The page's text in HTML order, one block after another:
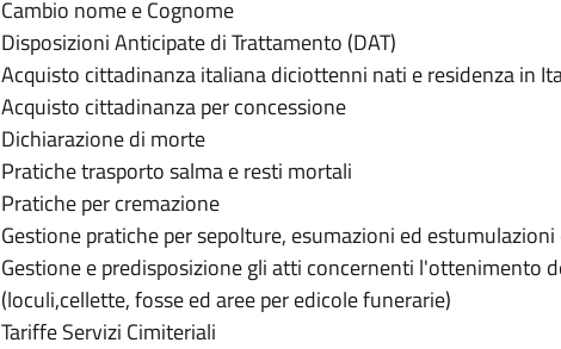
Cambio nome e Cognome
Disposizioni Anticipate di Trattamento (DAT)
Acquisto cittadinanza italiana diciottenni nati e residenza in
Acquisto cittadinanza per concessione
Dichiarazione di morte
Pratiche trasporto salma e resti mortali
Pratiche per cremazione
Gestione pratiche per sepolture, esumazioni ed
Gestione e predisposizione gli atti concernenti l'ottenimento
(loculi,cellette, fosse ed aree per edicole funerarie)
Tariffe Servizi Cimiteriali